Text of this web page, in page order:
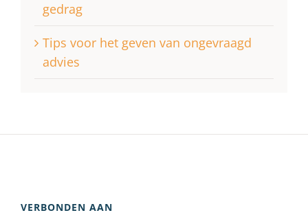
gedrag
Tips voor het geven van ongevraagd
advies
VERBONDEN AAN